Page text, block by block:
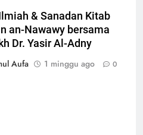
& Sanadan Kitab
an-Nawawy bersama
Dr. Yasir Al-Adny
Aufa
1 minggu ago 0